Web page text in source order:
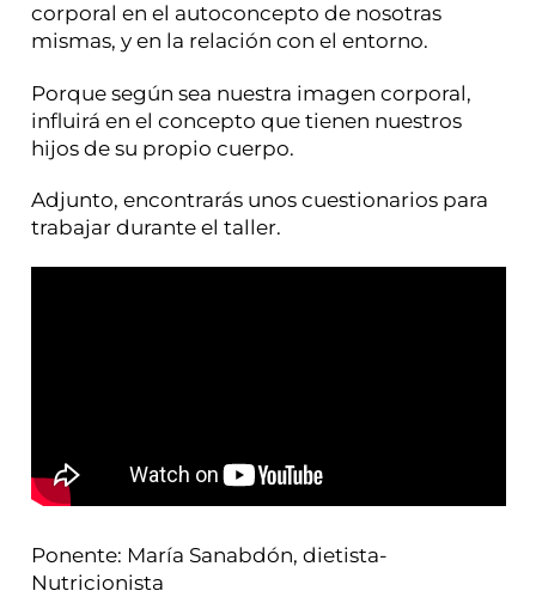
corporal en el autoconcepto de nosotras
mismas, y en la relación con el entorno.
Porque según sea nuestra imagen corporal,
influirá en el concepto que tienen nuestros
hijos de su propio cuerpo.
Adjunto, encontrarás unos cuestionarios para
trabajar durante el taller.
Ponente: María Sanabdón, dietista-
Nutricionista